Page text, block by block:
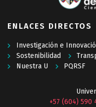
ENLACES DIRECTOS
Investigación e
Sostenibilidad
Nuestra U
PQRSF
+57 (604) 590